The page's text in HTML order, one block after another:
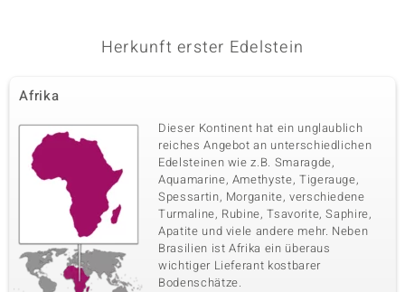
Herkunft erster Edelstein
Afrika
Dieser Kontinent hat ein unglaublich
reiches Angebot an unterschiedlichen
Edelsteinen wie z.B. Smaragde,
Aquamarine, Amethyste, Tigerauge,
Spessartin, Morganite, verschiedene
Turmaline, Rubine, Tsavorite, Saphire,
Apatite und viele andere mehr. Neben
Brasilien ist Afrika ein überaus
wichtiger Lieferant kostbarer
Bodenschätze.